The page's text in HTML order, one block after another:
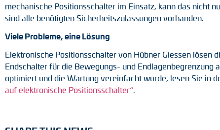
mechanische Positionsschalter im Einsatz, kann das nicht
sind alle benötigten Sicherheitszulassungen vorhanden.
Viele Probleme, eine Lösung
Elektronische Positionsschalter von Hübner Giessen
Endschalter für die Bewegungs- und Endlagenbegrenzung
optimiert und die Wartung vereinfacht wurde, lesen Sie in
auf elektronische Positionsschalter“